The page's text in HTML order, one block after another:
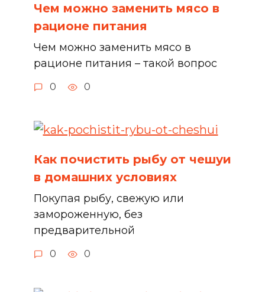
Чем можно заменить мясо в
рационе питания
Чем можно заменить мясо в
рационе питания – такой вопрос
0 0
Как почистить рыбу от чешуи
в домашних условиях
Покупая рыбу, свежую или
замороженную, без
предварительной
0 0